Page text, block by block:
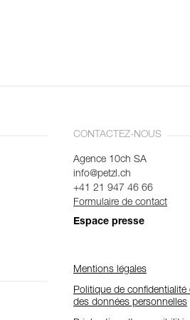
CONTACTEZ-NOUS
Agence 10ch SA
info@petzl.ch
+41 21 947 46 66
Formulaire de contact
Espace presse
Mentions légales
Politique de confidentialité
des données personnelles